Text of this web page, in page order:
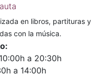
en libros, partituras y
con la música.
a 20:30h
a 14:00h